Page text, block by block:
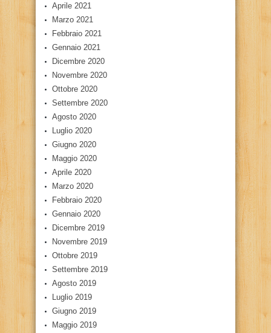
Aprile 2021
Marzo 2021
Febbraio 2021
Gennaio 2021
Dicembre 2020
Novembre 2020
Ottobre 2020
Settembre 2020
Agosto 2020
Luglio 2020
Giugno 2020
Maggio 2020
Aprile 2020
Marzo 2020
Febbraio 2020
Gennaio 2020
Dicembre 2019
Novembre 2019
Ottobre 2019
Settembre 2019
Agosto 2019
Luglio 2019
Giugno 2019
Maggio 2019